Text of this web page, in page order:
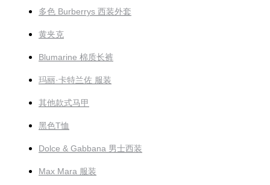
多色 Burberrys 西装外套
黄夹克
Blumarine 棉质长裤
玛丽·卡特兰佐 服装
其他款式马甲
黑色T恤
Dolce & Gabbana 男士西装
Max Mara 服装